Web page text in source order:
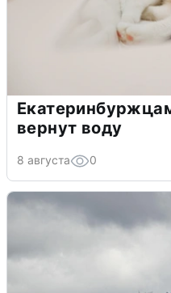
вернут воду
8 августа 0